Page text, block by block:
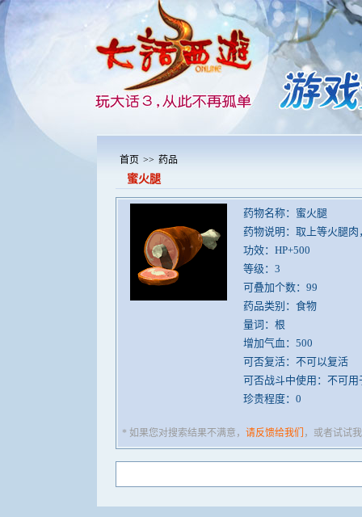
首页 >> 药品
蜜火腿
药物名称：蜜火腿
药物说明：取上等火腿
功效：HP+500
等级：3
可叠加个数：99
药品类别：食物
量词：根
增加气血：500
可否复活：不可以复活
可否战斗中使用：不可用
珍贵程度：0
* 如果您对搜索结果不满意， 请反馈给我们 ，或者试试